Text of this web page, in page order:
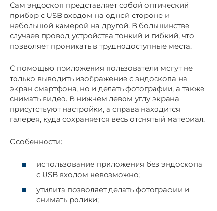
Сам эндоскоп представляет собой оптический
прибор с USB входом на одной стороне и
небольшой камерой на другой. В большинстве
случаев провод устройства тонкий и гибкий, что
позволяет проникать в труднодоступные места.
С помощью приложения пользователи могут не
только выводить изображение с эндоскопа на
экран смартфона, но и делать фотографии, а также
снимать видео. В нижнем левом углу экрана
присутствуют настройки, а справа находится
галерея, куда сохраняется весь отснятый материал.
Особенности:
использование приложения без эндоскопа
с USB входом невозможно;
утилита позволяет делать фотографии и
снимать ролики;